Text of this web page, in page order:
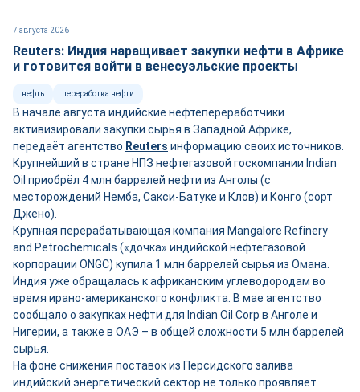
7 августа 2026
Reuters: Индия наращивает закупки нефти в Африке
и готовится войти в венесуэльские проекты
нефть переработка нефти
В начале августа индийские нефтепереработчики
активизировали закупки сырья в Западной Африке,
передаёт агентство Reuters информацию своих источников.
Крупнейший в стране НПЗ нефтегазовой госкомпании Indian
Oil приобрёл 4 млн баррелей нефти из Анголы (с
месторождений Немба, Сакси-Батуке и Клов) и Конго (сорт
Джено).
Крупная перерабатывающая компания Mangalore Refinery
and Petrochemicals («дочка» индийской нефтегазовой
корпорации ONGC) купила 1 млн баррелей сырья из Омана.
Индия уже обращалась к африканским углеводородам во
время ирано-американского конфликта. В мае агентство
сообщало о закупках нефти для Indian Oil Corp в Анголе и
Нигерии, а также в ОАЭ – в общей сложности 5 млн баррелей
сырья.
На фоне снижения поставок из Персидского залива
индийский энергетический сектор не только проявляет